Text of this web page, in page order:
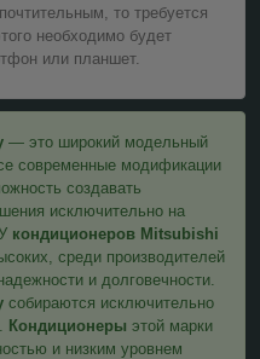
то требуется
необходимо будет
или планшет.
— это широкий модельный
современные модификации
создавать
исключительно на
кондиционеров Mitsubishi
среди производителей
и долговечности.
собираются исключительно
Кондиционеры этой марки
и низким уровнем